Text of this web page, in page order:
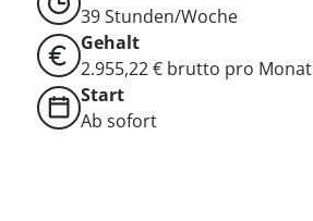
39 Stunden/Woche
Gehalt
2.955,22 € brutto pro Monat
Start
Ab sofort